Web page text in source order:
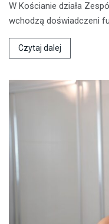
W Kościanie działa
wchodzą doświadczeni
Czytaj dalej